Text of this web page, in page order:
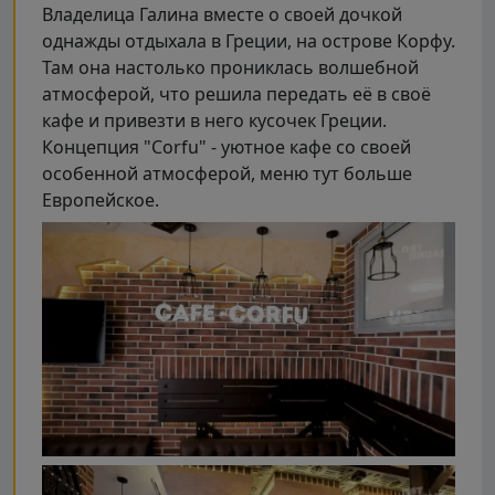
Владелица Галина вместе о своей дочкой
однажды отдыхала в Греции, на острове Корфу.
Там она настолько прониклась волшебной
атмосферой, что решила передать её в своё
кафе и привезти в него кусочек Греции.
Концепция "Corfu" - уютное кафе со своей
особенной атмосферой, меню тут больше
Европейское.